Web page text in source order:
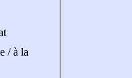
/ à la